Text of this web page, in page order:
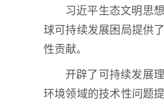
习近平生态文明思
球可持续发展困局提供
性贡献。
开辟了可持续发展
环境领域的技术性问题